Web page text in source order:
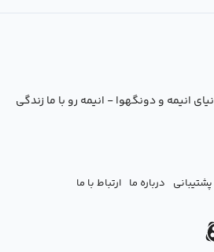
انیمه و دونگهوا - انیمه رو با ما زندگی
پشتیبانی درباره ما ارتباط با ما